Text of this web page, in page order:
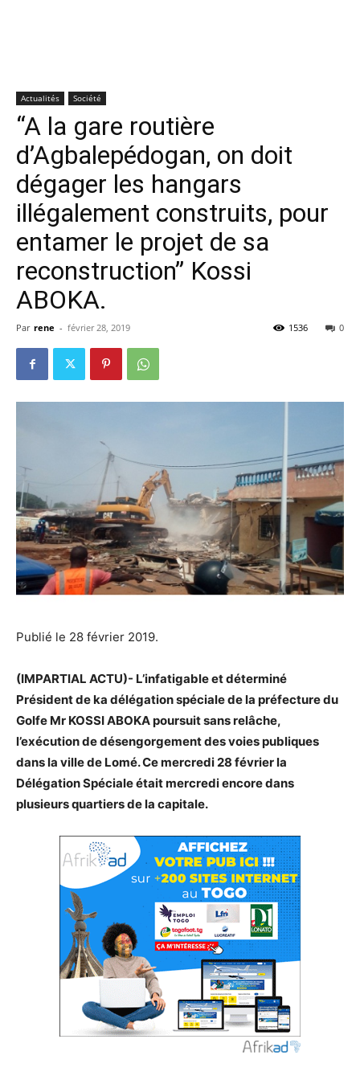
Actualités Société
“A la gare routière
d’Agbalepédogan, on doit
dégager les hangars
illégalement construits, pour
entamer le projet de sa
reconstruction” Kossi
ABOKA.
Par rene - février 28, 2019 0
1536
Publié le 28 février 2019.
(IMPARTIAL ACTU)- L’infatigable et déterminé
Président de ka délégation spéciale de la préfecture du
Golfe Mr KOSSI ABOKA poursuit sans relâche,
l’exécution de désengorgement des voies publiques
dans la ville de Lomé. Ce mercredi 28 février la
Délégation Spéciale était mercredi encore dans
plusieurs quartiers de la capitale.